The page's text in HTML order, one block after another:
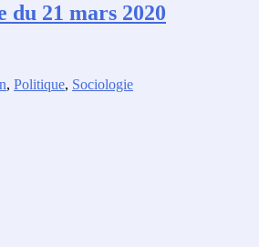
du 21 mars 2020
, Politique, Sociologie